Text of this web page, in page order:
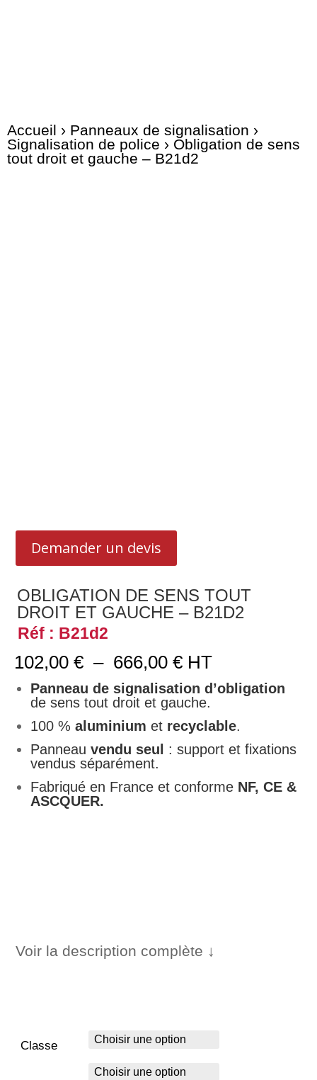
Accueil › Panneaux de signalisation ›
Signalisation de police › Obligation de sens
tout droit et gauche – B21d2
Demander un devis
OBLIGATION DE SENS TOUT
DROIT ET GAUCHE – B21D2
Réf : B21d2
102,00€ – 666,00€Plage
de
prix :
102,00 €
à
666,00 €
HT
Panneau de signalisation d’obligation
de sens tout droit et gauche.
100 %aluminiumet recyclable.
Panneau vendu seul
: support et fixations
vendus séparément.
Fabriqué en France et conforme NF, CE &
ASCQUER.
Voir la description complète ↓
Classe